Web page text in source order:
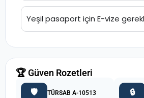
Yeşil pasaport için E-vize
🏆 Güven Rozetleri
🛡️ TÜRSAB A-10513 🔒